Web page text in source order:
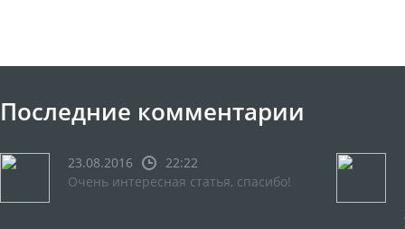
Последние комментарии
23.08.2016
22:22
Очень интересная статья, спасибо!